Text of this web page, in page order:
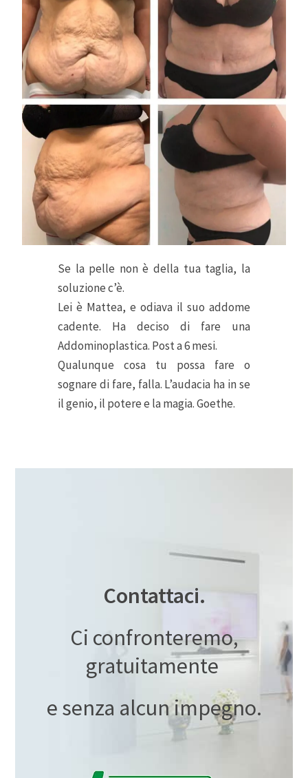
Se la pelle non è della tua taglia, la
soluzione c’è.
Lei è Mattea, e odiava il suo addome
cadente. Ha deciso di fare una
Addominoplastica. Post a 6 mesi.
Qualunque cosa tu possa fare o
sognare di fare, falla. L’audacia ha in se
il genio, il potere e la magia. Goethe.
Contattaci.
Ci confronteremo,
gratuitamente
e senza alcun impegno.